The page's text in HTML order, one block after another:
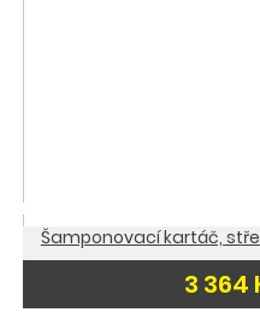
Šamponovací kartáč,
3 364